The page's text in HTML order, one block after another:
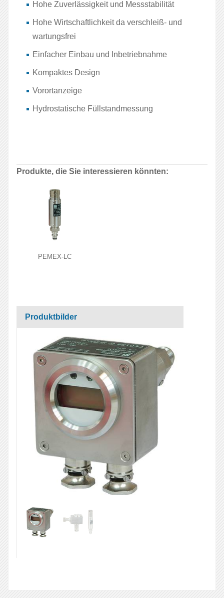
Hohe Zuverlässigkeit und Messstabilität
Hohe Wirtschaftlichkeit da verschleiß- und
wartungsfrei
Einfacher Einbau und Inbetriebnahme
Kompaktes Design
Vorortanzeige
Hydrostatische Füllstandmessung
Produkte, die Sie interessieren könnten:
PEMEX-LC
Produktbilder